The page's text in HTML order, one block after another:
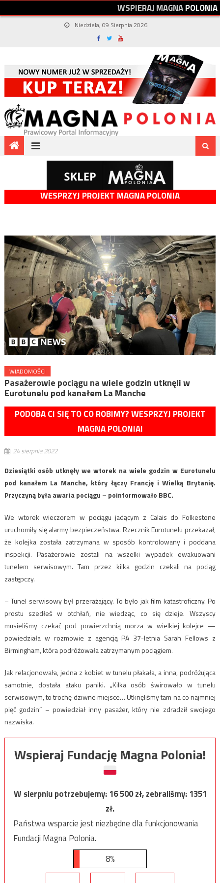
WSPIERAJMAGNAPOLONIA
Niedziela, 09 Sierpnia 2026
WESPRZYJ PROJEKT MAGNA POLONIA
WIADOMOŚCI
Pasażerowie pociągu na wiele godzin utknęli w
Eurotunelu pod kanałem La Manche
PODOBA CI SIĘ TO CO ROBIMY? WESPRZYJ PROJEKT
MAGNA POLONIA!
24 sierpnia 2022
Dziesiątki osób utknęły we wtorek na wiele godzin w Eurotunelu
pod kanałem La Manche, który łączy Francję i Wielką Brytanię.
Przyczyną była awaria pociągu – poinformowało BBC.
We wtorek wieczorem w pociągu jadącym z Calais do Folkestone
uruchomiły się alarmy bezpieczeństwa. Rzecznik Eurotunelu przekazał,
że kolejka została zatrzymana w sposób kontrolowany i poddana
inspekcji. Pasażerowie zostali na wszelki wypadek ewakuowani
tunelem serwisowym. Tam przez kilka godzin czekali na pociąg
zastępczy.
– Tunel serwisowy był przerażający. To było jak film katastroficzny. Po
prostu szedłeś w otchłań, nie wiedząc, co się dzieje. Wszyscy
musieliśmy czekać pod powierzchnią morza w wielkiej kolejce —
powiedziała w rozmowie z agencją PA 37-letnia Sarah Fellows z
Birmingham, która podróżowała zatrzymanym pociągiem.
Jak relacjonowała, jedna z kobiet w tunelu płakała, a inna, podróżująca
samotnie, dostała ataku paniki. „Kilka osób świrowało w tunelu
serwisowym, to trochę dziwne miejsce… Utknęliśmy tam na co najmniej
pięć godzin” – powiedział inny pasażer, który nie zdradził swojego
nazwiska.
Wspieraj Fundację Magna Polonia!
W sierpniu potrzebujemy:16 500zł, zebraliśmy:1351
zł.
Państwa wsparcie jest niezbędne dla funkcjonowania
Fundacji Magna Polonia.
8%